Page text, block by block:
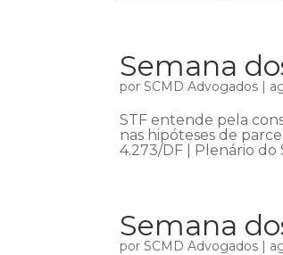
Semana
porSCMD Advogados |
STF entende pela
nas hipóteses de
4.273/DF | Plenário
Semana
porSCMD Advogados |